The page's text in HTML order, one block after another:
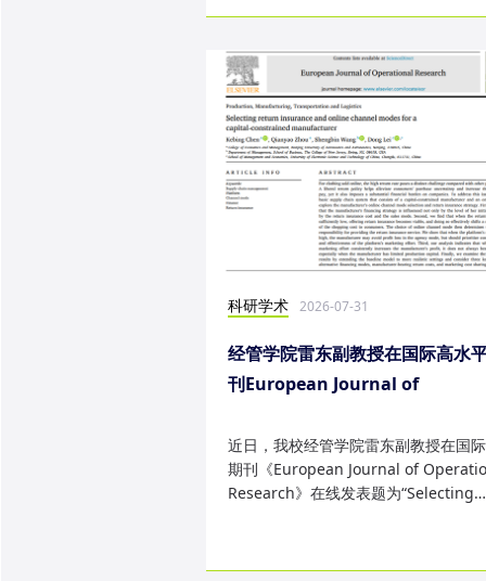
科研学术 2026-07-31
经管学院雷东副教授在国际高水
刊European Journal of
果
近日，我校经管学院雷东副教授在国
期刊《European Journal of
Research》在线发表题为“Selecting